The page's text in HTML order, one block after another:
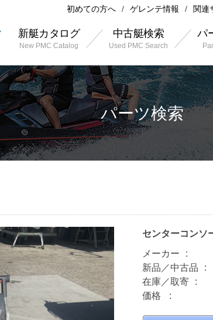
初めての方へ ゲレンテ情報 関連
新艇カタログ
New PMC Catalog
中古艇検索
Used PMC Search
パ
パーツ検索
センターコンソ
メーカー
新品／中古品
在庫／取寄
価格